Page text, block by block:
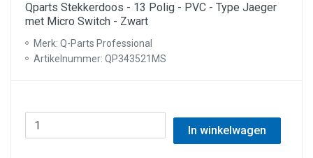
Qparts Stekkerdoos - 13 Polig - PVC - Type Jaeger
met Micro Switch - Zwart
Merk: Q-Parts Professional
Artikelnummer: QP343521MS
In winkelwagen